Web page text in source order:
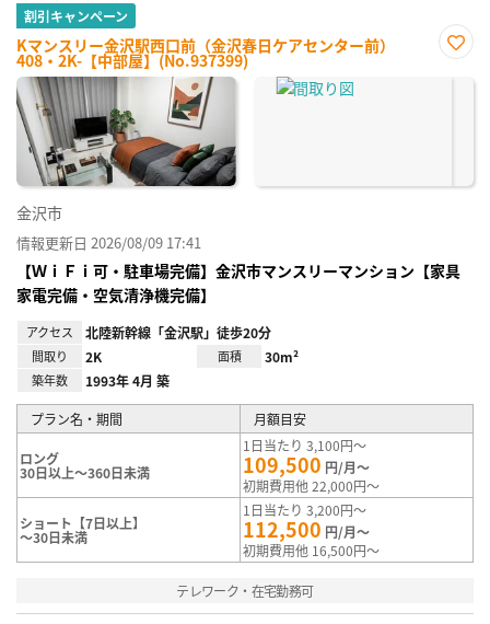
割引キャンペーン
Kマンスリー金沢駅西口前（金沢春日ケアセンター前）
408・2K-【中部屋】(No.937399)
に入
金沢市
情報更新日 2026/08/09 17:41
【ＷｉＦｉ可・駐車場完備】金沢市マンスリーマンション【家具
家電完備・空気清浄機完備】
アクセス 北陸新幹線「金沢駅」徒歩20分
間取り 2K 面積 30m²
築年数 1993年 4月 築
プラン名・期間 月額目安
ロング
30日以上～360日未満
1日当たり 3,100円～
109,500 円/月～
初期費用他 22,000円～
ショート【7日以上】
～30日未満
1日当たり 3,200円～
112,500 円/月～
初期費用他 16,500円～
テレワーク・在宅勤務可